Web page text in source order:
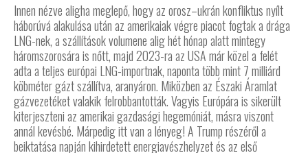
Innen nézve aligha meglepő, hogy az orosz–ukrán konfliktus nyílt
háborúvá alakulása után az amerikaiak végre piacot fogtak a drága
LNG-nek, a szállítások volumene alig hét hónap alatt mintegy
háromszorosára is nőtt, majd 2023-ra az USA már közel a felét
adta a teljes európai LNG-importnak, naponta több mint 7 milliárd
köbméter gázt szállítva, aranyáron. Miközben az Északi Áramlat
gázvezetéket valakik felrobbantották. Vagyis Európára is sikerült
kiterjeszteni az amerikai gazdasági hegemóniát, másra viszont
annál kevésbé. Márpedig itt van a lényeg! A Trump részéről a
beiktatása napján kihirdetett energiavészhelyzet és az első